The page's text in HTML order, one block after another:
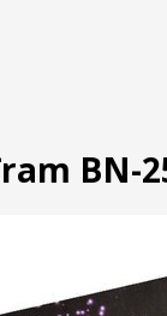
BN-